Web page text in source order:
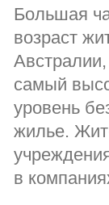
Большая
возраст
самый
уровень
жилье.
в